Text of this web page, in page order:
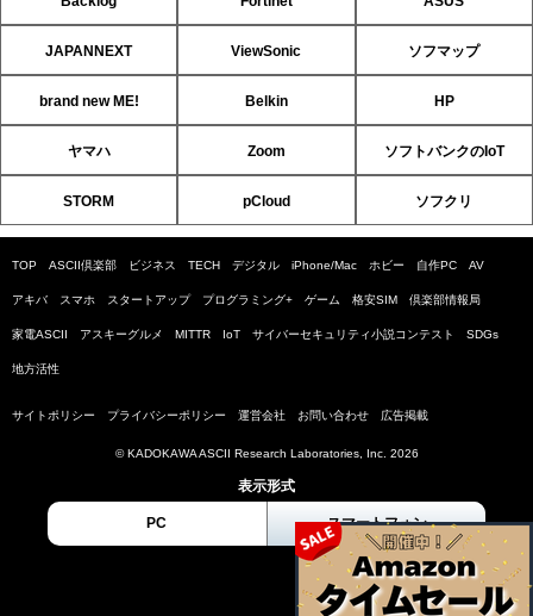
JAPANNEXT ViewSonic ソフマップ
brand new ME! Belkin HP
ヤマハ Zoom ソフトバンクのIoT
STORM pCloud ソフクリ
TOP ASCII倶楽部 ビジネス TECH デジタル iPhone/Mac ホビー 自作PC AV
アキバ スマホ スタートアップ プログラミング+ ゲーム 格安SIM 倶楽部情報局
家電ASCII アスキーグルメ MITTR IoT サイバーセキュリティ小説コンテスト SDGs
地方活性
サイトポリシー プライバシーポリシー 運営会社 お問い合わせ 広告掲載
© KADOKAWA ASCII Research Laboratories, Inc. 2026
表示形式
PC スマートフォン